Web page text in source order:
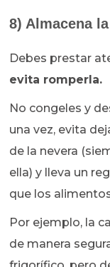
8) Almacena
Debes prestar
evita romperla.
No congeles y
una vez, evita
de la nevera
ella) y lleva un
que los
Por ejemplo, la
de manera